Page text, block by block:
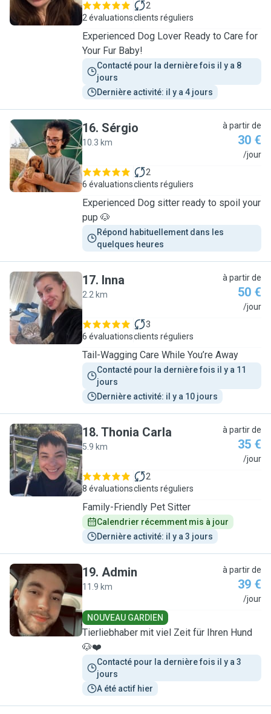
2 évaluations
2
clients réguliers
Experienced Dog Lover Ready to Care for
Your Fur Baby!
Contacté pour la dernière fois il y a 8
jours
Dernière activité: il y a 4 jours
S
16. Sérgio
10.3 km
à partir de
30 €
/jour
6 évaluations
2
clients réguliers
Experienced Dog sitter ready to spoil your
pup 🐶
Répond habituellement dans les
quelques heures
I
17. Inna
2.2 km
à partir de
50 €
/jour
6 évaluations
3
clients réguliers
Tail-Wagging Care While You’re Away
Contacté pour la dernière fois il y a 11
jours
Dernière activité: il y a 10 jours
T
18. Thonia Carla
5.9 km
à partir de
35 €
/jour
8 évaluations
2
clients réguliers
Family-Friendly Pet Sitter
Calendrier récemment mis à jour
Dernière activité: il y a 3 jours
A
19. Admin
11.9 km
à partir de
39 €
/jour
NOUVEAU GARDIEN
Tierliebhaber mit viel Zeit für Ihren Hund
🐶❤️
Contacté pour la dernière fois il y a 3
jours
A été actif hier